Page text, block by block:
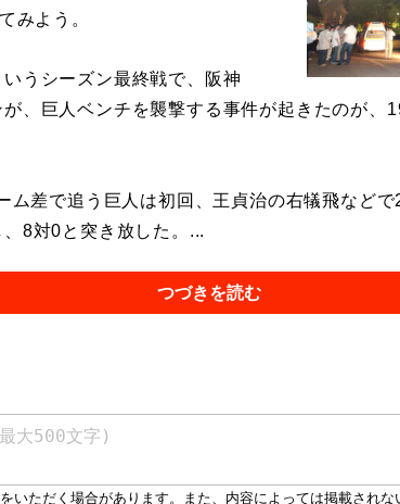
みよう。
うシーズン最終戦で、阪神
、巨人ベンチを襲撃する事件が起きたのが、
差で追う巨人は初回、王貞治の右犠飛などで
8対0と突き放した。...
つづきを読む